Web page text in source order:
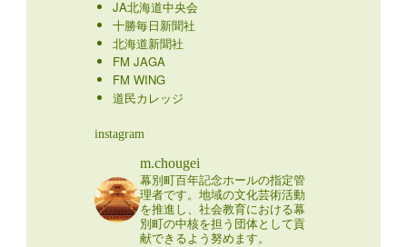
JA北海道中央会
十勝毎日新聞社
北海道新聞社
FM JAGA
FM WING
道民カレッジ
instagram
m.chougei
幕別町百年記念ホールの指定管
理者です。地域の文化芸術活動
を推進し、社会教育における幕
別町の中核を担う団体として貢
献できるよう努めます。